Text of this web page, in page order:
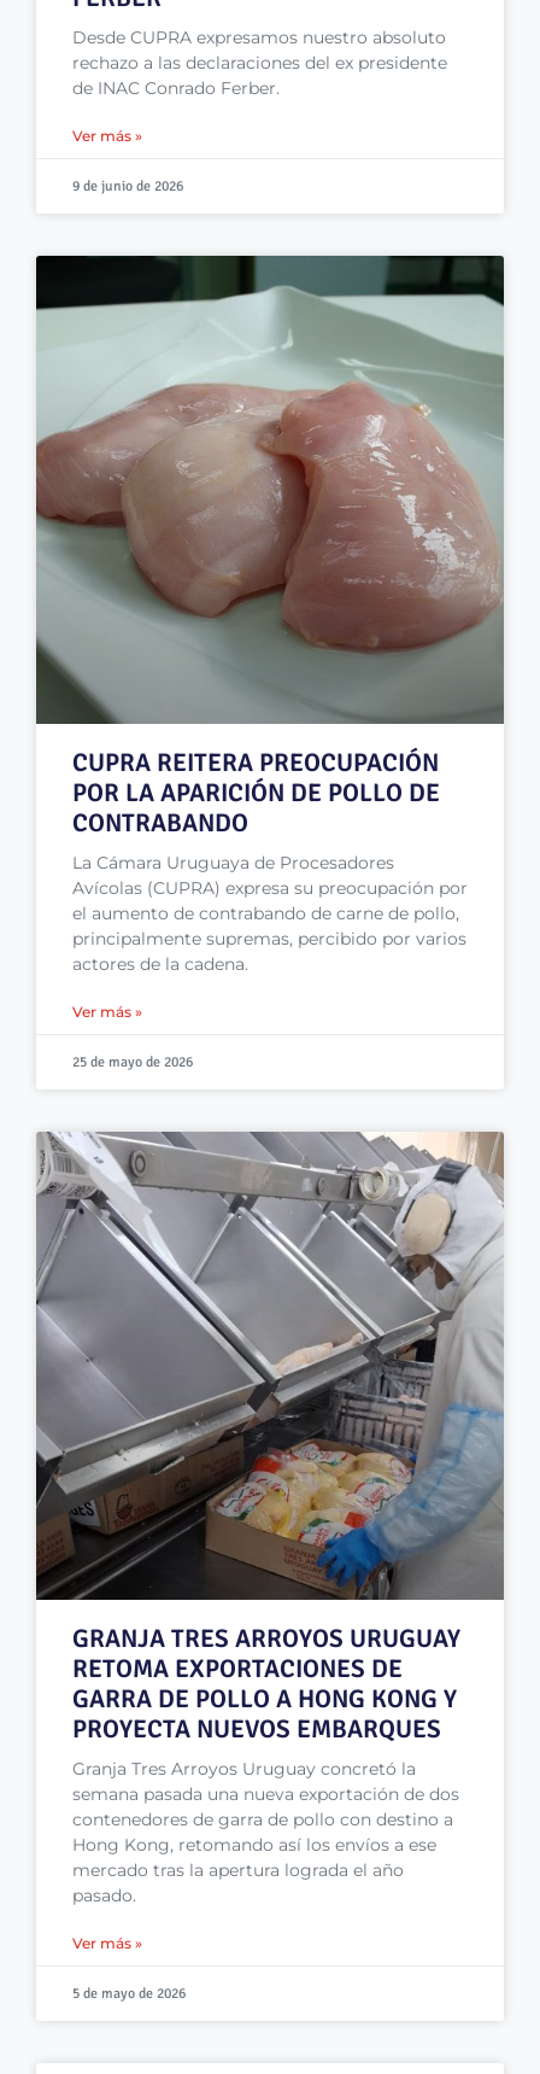
Desde CUPRA expresamos nuestro absoluto
rechazo a las declaraciones del ex presidente
de INAC Conrado Ferber.
Ver más »
9 de junio de 2026
CUPRA REITERA PREOCUPACIÓN
POR LA APARICIÓN DE POLLO DE
CONTRABANDO
La Cámara Uruguaya de Procesadores
Avícolas (CUPRA) expresa su preocupación por
el aumento de contrabando de carne de pollo,
principalmente supremas, percibido por varios
actores de la cadena.
Ver más »
25 de mayo de 2026
GRANJA TRES ARROYOS URUGUAY
RETOMA EXPORTACIONES DE
GARRA DE POLLO A HONG KONG Y
PROYECTA NUEVOS EMBARQUES
Granja Tres Arroyos Uruguay concretó la
semana pasada una nueva exportación de dos
contenedores de garra de pollo con destino a
Hong Kong, retomando así los envíos a ese
mercado tras la apertura lograda el año
pasado.
Ver más »
5 de mayo de 2026